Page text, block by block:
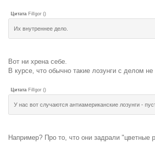
Цитата FilIgor ()
Их внутреннее дело.
Вот ни хрена себе.
В курсе, что обычно такие лозунги с делом
Цитата FilIgor ()
У нас вот случаются антиамериканские лозунги -
Например? Про то, что они задрали "цветные